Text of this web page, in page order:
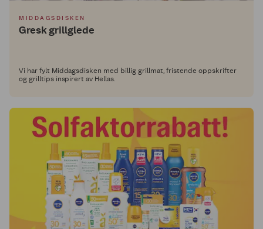
MIDDAGSDISKEN
Gresk grillglede
Vi har fylt Middagsdisken med billig grillmat, fristende oppskrifter
og grilltips inspirert av Hellas.